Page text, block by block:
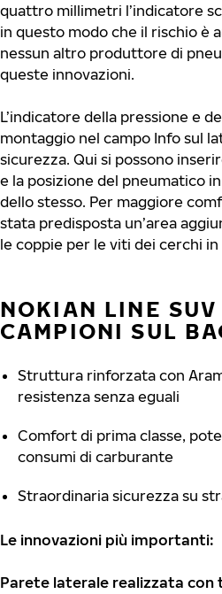
quattro millimetri l’indicatore
in questo modo che il rischio è
nessun altro produttore di
queste innovazioni.
L’indicatore della pressione e
montaggio nel campo Info sul
sicurezza. Qui si possono
e la posizione del pneumatico
dello stesso. Per maggiore
stata predisposta un’area
le coppie per le viti dei cerchi in
NOKIAN LINE SUV
CAMPIONI SUL
Struttura rinforzata con
resistenza senza eguali
Comfort di prima classe,
consumi di carburante
Straordinaria sicurezza su
Le innovazioni più importanti:
Parete laterale realizzata con